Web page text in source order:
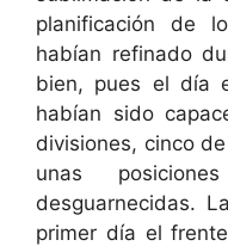
planificación de
habían refinado
bien, pues el día
habían sido
divisiones, cinco
unas
desguarnecidas.
primer día el